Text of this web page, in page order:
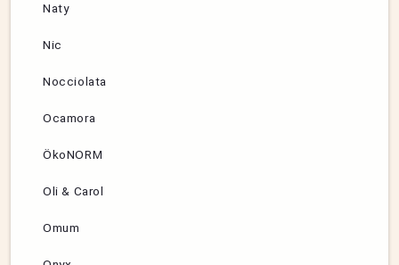
Naty
Nic
Nocciolata
Ocamora
ÖkoNORM
Oli & Carol
Omum